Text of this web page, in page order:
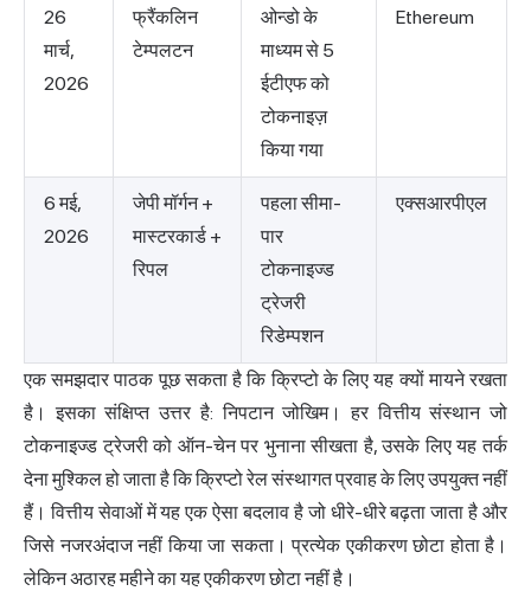
26
मार्च,
2026
फ्रैंकलिन
टेम्पलटन
ओन्डो के
माध्यम से 5
ईटीएफ को
टोकनाइज़
किया गया
Ethereum
6 मई,
2026
जेपी मॉर्गन +
मास्टरकार्ड +
रिपल
पहला सीमा-
पार
टोकनाइज्ड
ट्रेजरी
रिडेम्पशन
एक्सआरपीएल
एक समझदार पाठक पूछ सकता है कि क्रिप्टो के लिए यह क्यों मायने रखता
है। इसका संक्षिप्त उत्तर है: निपटान जोखिम। हर वित्तीय संस्थान जो
टोकनाइज्ड ट्रेजरी को ऑन-चेन पर भुनाना सीखता है, उसके लिए यह तर्क
देना मुश्किल हो जाता है कि क्रिप्टो रेल संस्थागत प्रवाह के लिए उपयुक्त नहीं
हैं। वित्तीय सेवाओं में यह एक ऐसा बदलाव है जो धीरे-धीरे बढ़ता जाता है और
जिसे नजरअंदाज नहीं किया जा सकता। प्रत्येक एकीकरण छोटा होता है।
लेकिन अठारह महीने का यह एकीकरण छोटा नहीं है।